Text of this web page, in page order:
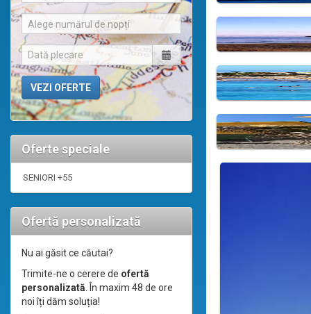
Alege numărul de nopți
Oferte speciale
SENIORI +55
Ofertă personalizată
Nu ai găsit ce căutai?
Trimite-ne o cerere de ofertă
personalizată. În maxim 48 de ore
noi îți dăm soluția!